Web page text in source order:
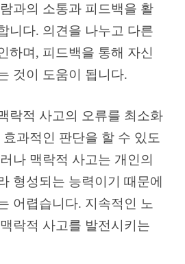
과의 소통과 피드백을 활
니다. 의견을 나누고 다른
하며, 피드백을 통해 자신
것이 도움이 됩니다.
락적 사고의 오류를 최소화
과적인 판단을 할 수 있도
나 맥락적 사고는 개인의
형성되는 능력이기 때문에
어렵습니다. 지속적인 노
락적 사고를 발전시키는